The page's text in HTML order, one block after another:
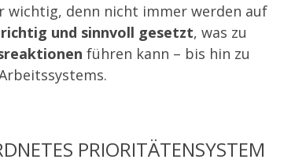
wichtig, denn nicht immer werden auf
und sinnvoll gesetzt, was zu
führen kann – bis hin zu
PRIORITÄTENSYSTEM